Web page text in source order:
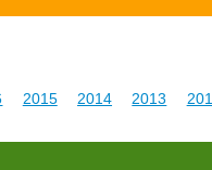
2015 2014 2013